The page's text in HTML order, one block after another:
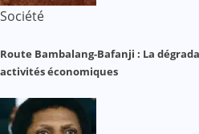
Société
Route Bambalang-Bafanji : La
activités économiques